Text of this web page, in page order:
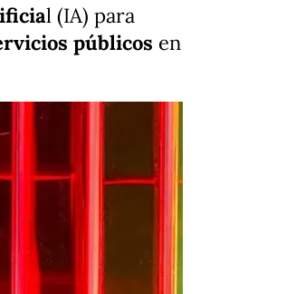
l (IA) para
públicos en